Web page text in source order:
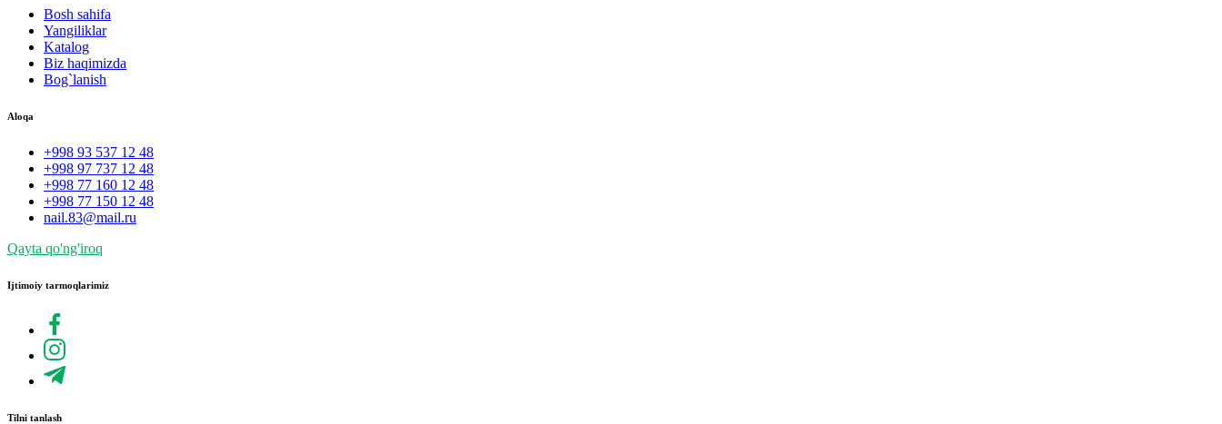
Bosh sahifa
Yangiliklar
Katalog
Biz haqimizda
Bog`lanish
Aloqa
+998 93 537 12 48
+998 97 737 12 48
+998 77 160 12 48
+998 77 150 12 48
nail.83@mail.ru
Qayta qo'ng'iroq
Ijtimoiy tarmoqlarimiz
Tilni tanlash